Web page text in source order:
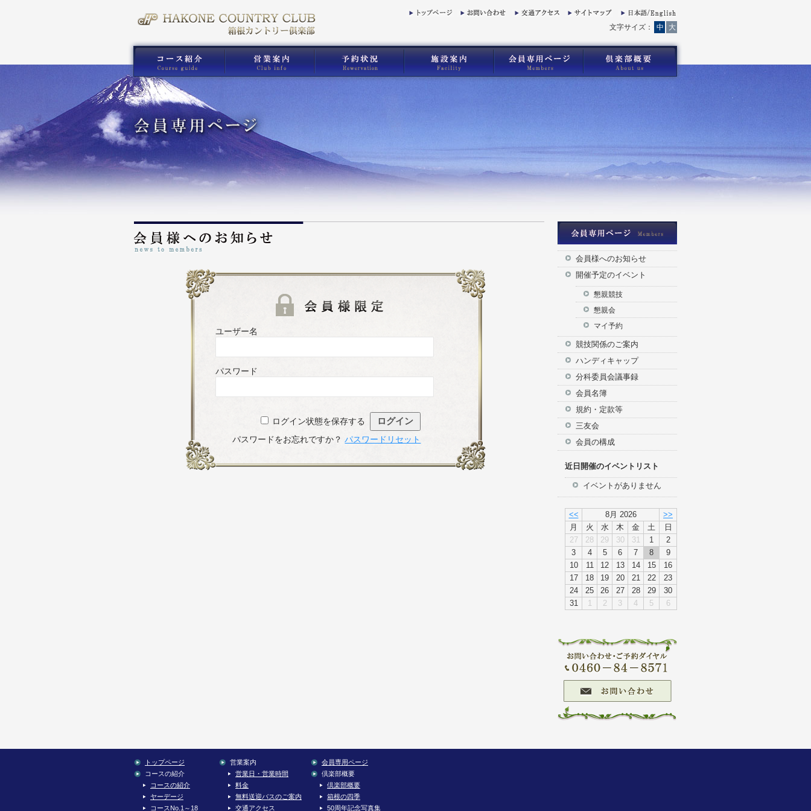
文字サイズ： 中 大
既存ユーザのログイン
ユーザー名
パスワード
ログイン状態を保存する
パスワードをお忘れですか？パスワードリセット
会員様へのお知らせ
開催予定のイベント
懇親競技
懇親会
マイ予約
競技関係のご案内
ハンディキャップ
分科委員会議事録
会員名簿
規約・定款等
三友会
会員の構成
近日開催のイベントリスト
イベントがありません
<< 8月 2026
>>
月
火 水 木 金 土
日
27
28 29 30 31 1
2
3
4 5 6 7 8
9
10
11 12 13 14 15
16
17
18 19 20 21 22
23
24
25 26 27 28 29
30
31
1 2 3 4 5 6
トップページ
コースの紹介
コースの紹介
ヤーデージ
コースNo.1～18
営業案内
営業日・営業時間
料金
無料送迎バスのご案内
交通アクセス
会員専用ページ
倶楽部概要
倶楽部概要
箱根の四季
50周年記念写真集